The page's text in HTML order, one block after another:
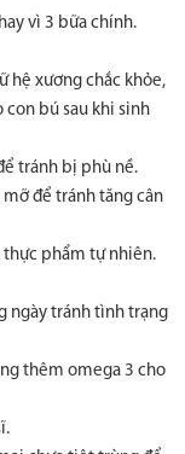
vì 3 bữa chính.
hệ xương chắc khỏe,
con bú sau khi sinh
tránh bị phù nề.
để tránh tăng cân
thực phẩm tự nhiên.
ngày tránh tình trạng
thêm omega 3 cho